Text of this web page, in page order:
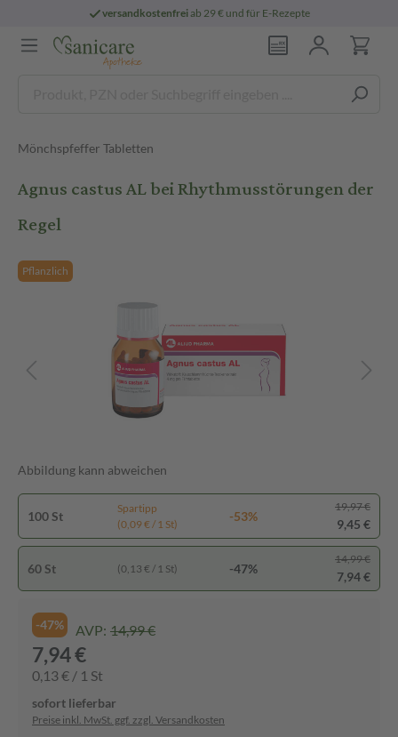
versandkostenfreiab 29 € und für E-Rezepte
Mönchspfeffer Tabletten
Agnus castus AL bei Rhythmusstörungen der
Regel
Pflanzlich
Abbildung kann abweichen
100 St
Spartipp
(0,09 € / 1 St)
-53%
19,97 €
9,45 €
60 St (0,13 € / 1 St) -47%
14,99 €
7,94 €
-47% AVP: 14,99 €
7,94 €
0,13 € / 1 St
sofort lieferbar
Preise inkl. MwSt. ggf. zzgl. Versandkosten